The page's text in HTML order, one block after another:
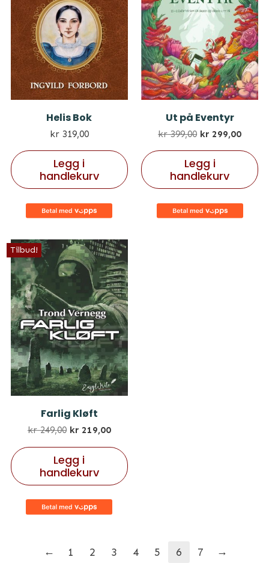
Helis Bok
kr319,00
Legg i
handlekurv
Ut på Eventyr
kr399,00 kr 299,00
Legg i
handlekurv
Tilbud!
Farlig Kløft
kr249,00 kr219,00
Legg i
handlekurv
← 1 2 3 4 5 6 7 →